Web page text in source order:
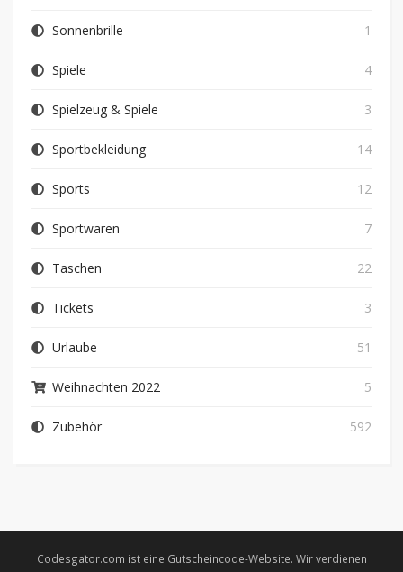
Sonnenbrille 1
Spiele 4
Spielzeug & Spiele 3
Sportbekleidung 14
Sports 12
Sportwaren 7
Taschen 22
Tickets 3
Urlaube 51
Weihnachten 2022 5
Zubehör 592
Codesgator.com ist eine Gutscheincode-Website. Wir verdienen